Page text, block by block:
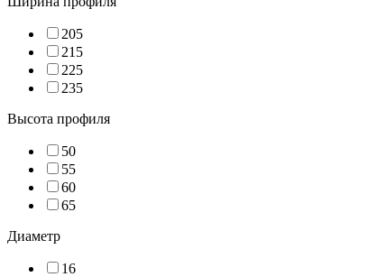
205
215
225
235
Высота профиля
50
55
60
65
Диаметр
16